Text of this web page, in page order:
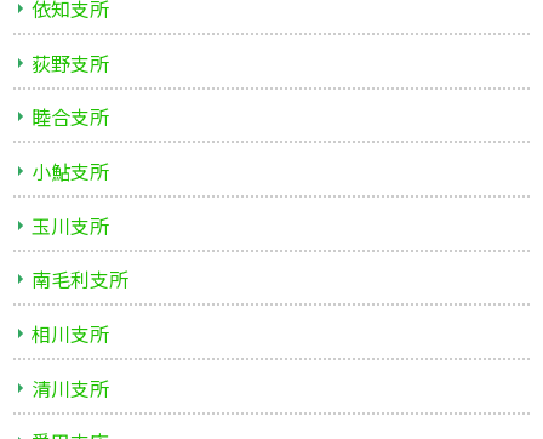
依知支所
荻野支所
睦合支所
小鮎支所
玉川支所
南毛利支所
相川支所
清川支所